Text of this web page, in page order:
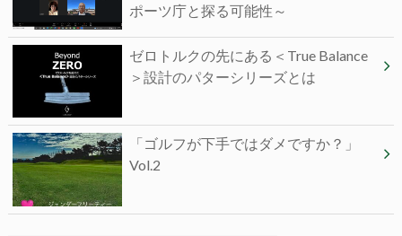
ポーツ庁と探る可能性～
ゼロトルクの先にある＜True Balance
＞設計のパターシリーズとは
「ゴルフが下手ではダメですか？」
Vol.2